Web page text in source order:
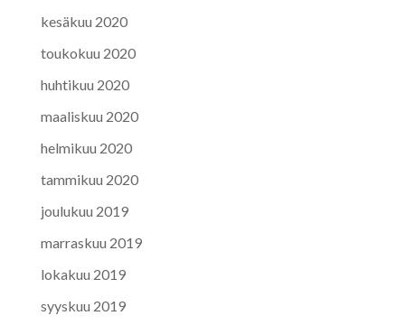
kesäkuu 2020
toukokuu 2020
huhtikuu 2020
maaliskuu 2020
helmikuu 2020
tammikuu 2020
joulukuu 2019
marraskuu 2019
lokakuu 2019
syyskuu 2019